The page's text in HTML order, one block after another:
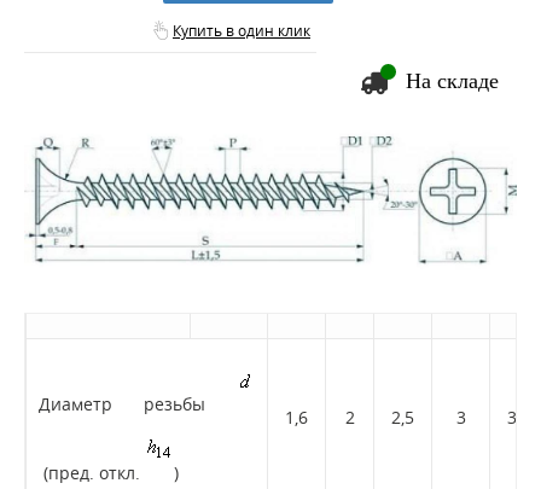
Купить в один клик
На складе
Диаметр резьбы
(пред. откл. )
1,6 2 2,5 3 3,5